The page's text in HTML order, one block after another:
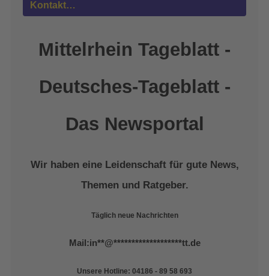
Kontakt…
Mittelrhein Tageblatt -
Deutsches-Tageblatt -
Das Newsportal
Wir haben eine Leidenschaft für gute News,
Themen und Ratgeber.
Täglich neue Nachrichten
Mail:in**@*******************tt.de
Unsere Hotline: 04186 - 89 58 693